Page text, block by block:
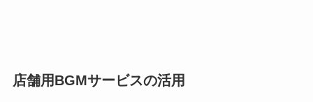
店舗用BGMサービスの活用